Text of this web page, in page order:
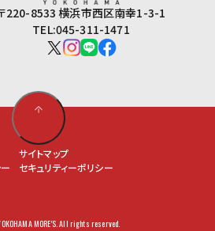
220-8533 横浜市西区南幸1-3-1
TEL:045-311-1471
サイトマップ
セキュリティーポリシー
MORE'S. All rights reserved.